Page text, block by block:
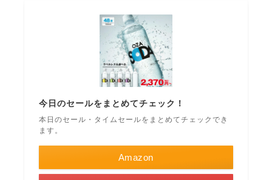
今日のセールをまとめてチェック！
本日のセール・タイムセールをまとめてチェックでき
ます。
Amazon